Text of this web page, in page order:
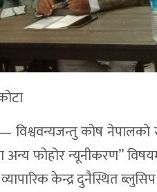
— विश्ववन्यजन्तु कोष
अन्य फोहोर न्यूनीकरण”
केन्द्र दुनैस्थित